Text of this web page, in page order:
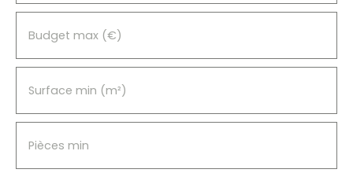
Budget max (€)
Surface min (m²)
Pièces min